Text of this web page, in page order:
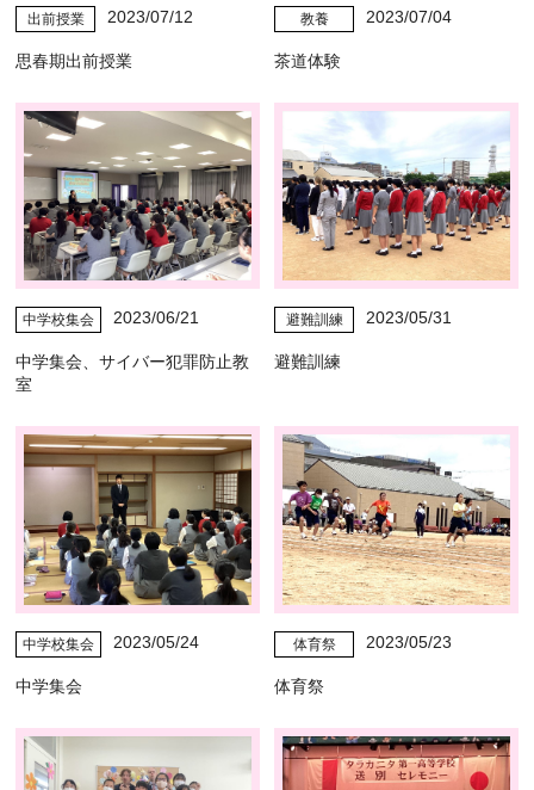
出前授業 2023/07/12
思春期出前授業
教養 2023/07/04
茶道体験
中学校集会 2023/06/21
中学集会、サイバー犯罪防止教
室
避難訓練 2023/05/31
避難訓練
中学校集会 2023/05/24
中学集会
体育祭 2023/05/23
体育祭